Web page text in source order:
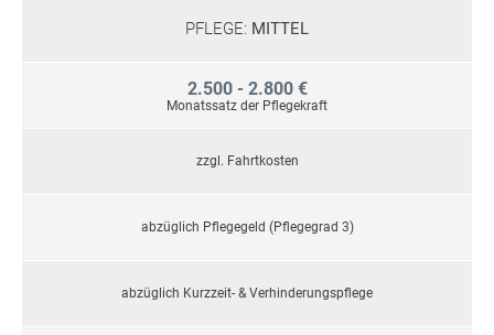
PFLEGE: MITTEL
2.500 - 2.800 €
Monatssatz der Pflegekraft
zzgl. Fahrtkosten
abzüglich Pflegegeld (Pflegegrad 3)
abzüglich Kurzzeit- & Verhinderungspflege